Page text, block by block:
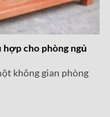
cho phòng ngủ
không gian phòng